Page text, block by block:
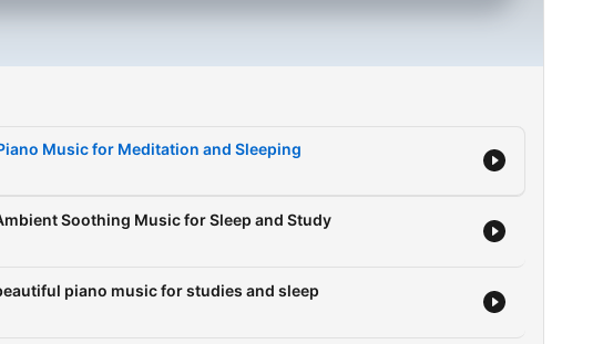
Music for Meditation and Sleeping
Soothing Music for Sleep and Study
piano music for studies and sleep